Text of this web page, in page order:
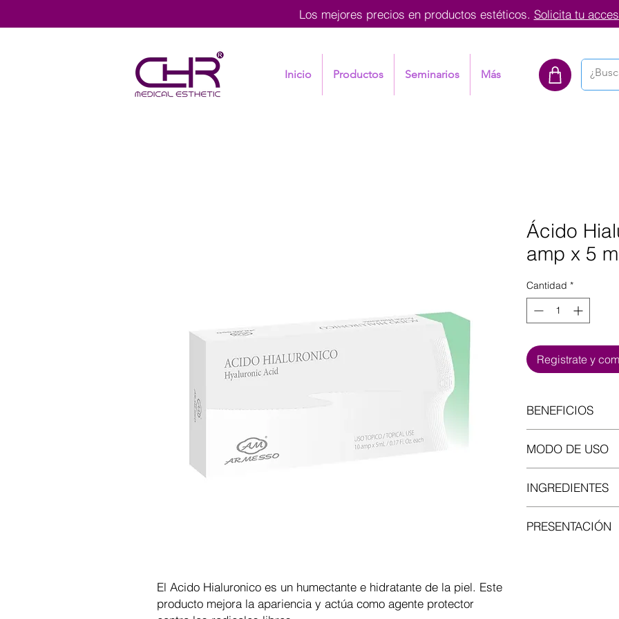
Los mejores precios en productos estéticos. Solicita tu
Inicio Productos Seminarios Más
El Acido Hialuronico es un humectante e hidratante de la piel. Este
producto mejora la apariencia y actúa como agente protector
Ácido
amp x 5
Cantidad *
Registrate y
BENEFICIOS
-Ayuda a mejorar el
expresión.
-Estimula la
-Acción
MODO DE USO
profesional. Para
cantidad necesaria
manera uniforme
INGREDIENTES
PRESENTACIÓN